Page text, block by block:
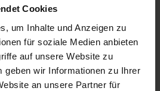
Cookies
um Inhalte und Anzeigen zu
für soziale Medien anbieten
auf unsere Website zu
geben wir Informationen zu Ihrer
an unsere Partner für
aus Yoga und anderen
Mehr laden